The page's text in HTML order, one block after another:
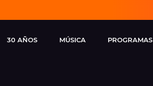
30 AÑOS MÚSICA PROGRAMAS